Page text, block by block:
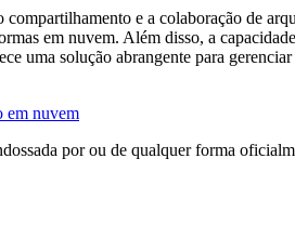
e a colaboração de
em nuvem. Além disso, a
uma solução abrangente para
em nuvem
por ou de qualquer forma